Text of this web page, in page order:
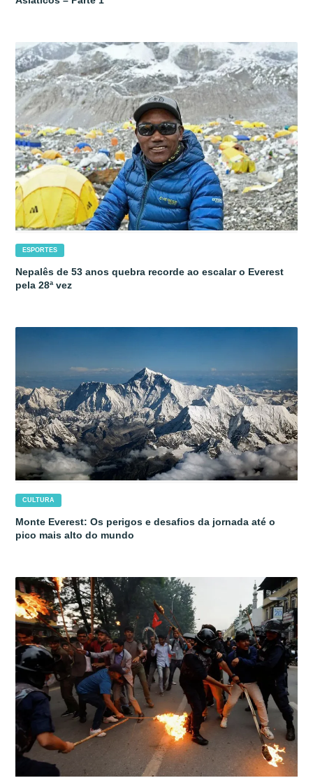
ESPORTES
Nepalês de 53 anos quebra recorde ao escalar o Everest
pela 28ª vez
CULTURA
Monte Everest: Os perigos e desafios da jornada até o
pico mais alto do mundo